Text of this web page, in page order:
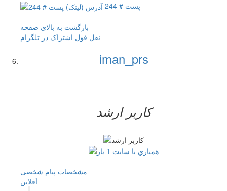
پست # 244
بازگشت به بالای صفحه
نقل قول اشتراک در تلگرام
iman_prs
کاربر ارشد
مشخصات پیام شخصی
آفلاين